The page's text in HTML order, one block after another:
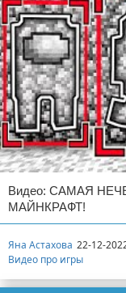
Видео: САМАЯ
МАЙНКРАФТ!
Яна Астахова 22-12-
Видео про игры